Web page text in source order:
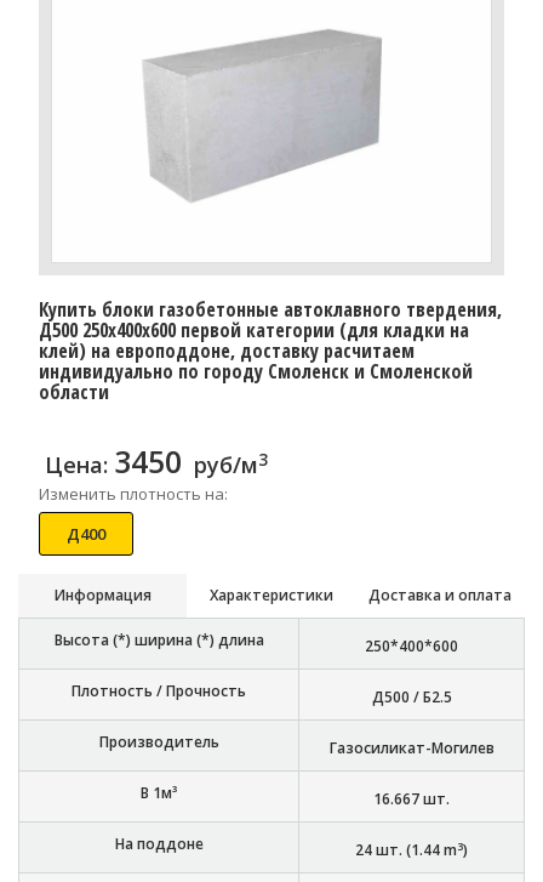
Купить блоки газобетонные автоклавного твердения,
Д500 250x400x600 первой категории (для кладки на
клей) на европоддоне, доставку расчитаем
индивидуально по городу Смоленск и Смоленской
области
Цена: 3450 руб/м3
Изменить плотность на:
Д400
Информация Характеристики Доставка и оплата
Высота (*) ширина (*) длина 250*400*600
Плотность / Прочность Д500 / Б2.5
Производитель Газосиликат-Могилев
В 1м³ 16.667шт.
На поддоне 24шт. (1.44m3)